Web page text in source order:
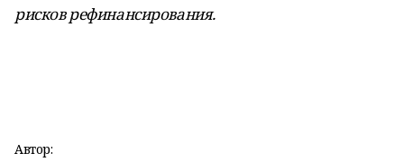
рисков рефинансирования.
Автор: